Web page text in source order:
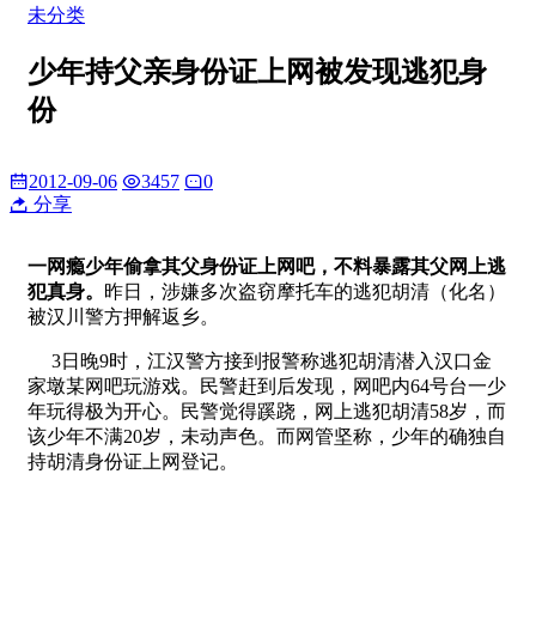
未分类
少年持父亲身份证上网被发现逃犯身
份
2012-09-06 3457
0
分享
一网瘾少年偷拿其父身份证上网吧，不料暴露其父网上逃
犯真身。 昨日，涉嫌多次盗窃摩托车的逃犯胡清（化名）
被汉川警方押解返乡。
3日晚9时，江汉警方接到报警称逃犯胡清潜入汉口金
家墩某网吧玩游戏。民警赶到后发现，网吧内64号台一少
年玩得极为开心。民警觉得蹊跷，网上逃犯胡清58岁，而
该少年不满20岁，未动声色。而网管坚称，少年的确独自
持胡清身份证上网登记。